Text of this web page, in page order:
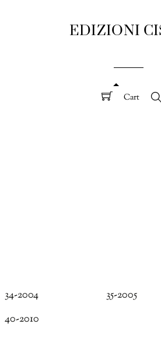
EDIZIONI
Cart
34-2004 35-2005
40-2010